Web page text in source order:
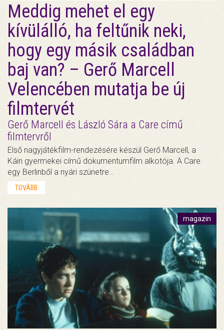
Meddig mehet el egy
kívülálló, ha feltűnik neki,
hogy egy másik családban
baj van? – Gerő Marcell
Velencében mutatja be új
filmtervét
Gerő Marcell és László Sára a Care című
filmtervről
Első nagyjátékfilm-rendezésére készül Gerő Marcell, a
Káin gyermekei című dokumentumfilm alkotója. A Care
egy Berlinből a nyári szünetre…
TOVÁBB
magazin